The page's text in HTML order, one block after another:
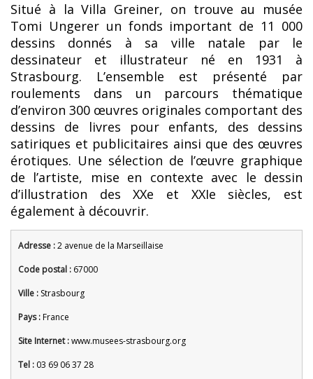
Situé à la Villa Greiner, on trouve au musée
Tomi Ungerer un fonds important de 11 000
dessins donnés à sa ville natale par le
dessinateur et illustrateur né en 1931 à
Strasbourg. L’ensemble est présenté par
roulements dans un parcours thématique
d’environ 300 œuvres originales comportant des
dessins de livres pour enfants, des dessins
satiriques et publicitaires ainsi que des œuvres
érotiques. Une sélection de l’œuvre graphique
de l’artiste, mise en contexte avec le dessin
d’illustration des XXe et XXIe siècles, est
également à découvrir.
Adresse :2 avenue de la Marseillaise
Code postal : 67000
Ville : Strasbourg
Pays :France
Site Internet :www.musees-strasbourg.org
Tel : 03 69 06 37 28